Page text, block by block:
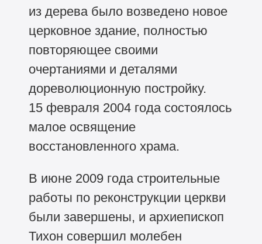
из дерева было возведено новое
церковное здание, полностью
повторяющее своими
очертаниями и деталями
дореволюционную постройку.
15 февраля 2004 года состоялось
малое освящение
восстановленного храма.
В июне 2009 года строительные
работы по реконструкции церкви
были завершены, и архиепископ
Тихон совершил молебен